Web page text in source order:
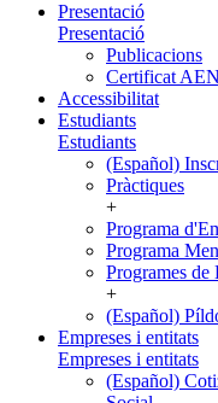
Presentació
Presentació
Publicacions
Certificat
Accessibilitat
Estudiants
Estudiants
(Español)
Pràctiques
+
Programa
Programa
Programes de
+
(Español)
Empreses i entitats
Empreses i entitats
(Español)